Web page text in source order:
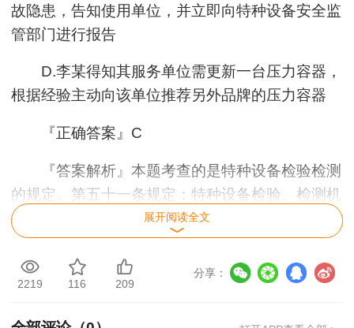
故隐患，告知使用单位，并立即向特种设备安全监
管部门进行报告
D.李某得知其服务单位需更新一台压力容器，
根据经验主动向该单位推荐另外品牌的压力容器
『正确答案』C
『答案解析』本题考查的是特种设备检验检测
的规定。第五十一条规定：特种设备检验、检测机
构的检验、检测人员应当经考核，取得检验、检测
人员资格，方可从事检验、检测工作。特种设备检
验、检测机构的检验、检测人员不得同时在两个以
上检验、检测机构中执业。第五十三条规定：特种
展开阅读全文
2219 116 209
分享：